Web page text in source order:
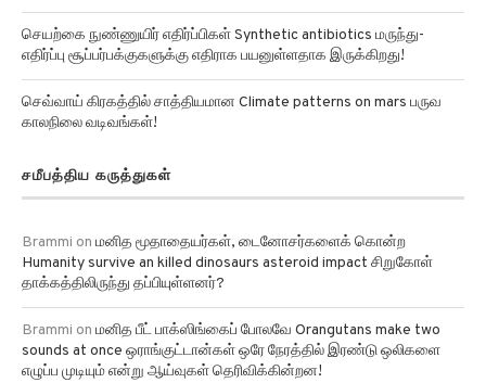
செயற்கை நுண்ணுயிர் எதிர்ப்பிகள் Synthetic antibiotics மருந்து-
எதிர்ப்பு சூப்பர்பக்குகளுக்கு எதிராக பயனுள்ளதாக இருக்கிறது!
செவ்வாய் கிரகத்தில் சாத்தியமான Climate patterns on mars பருவ
காலநிலை வடிவங்கள்!
Humanity survive an killed dinosaurs asteroid impact சிறுகோள்
தாக்கத்திலிருந்து தப்பியுள்ளனர்?
Brammionமனித பீட் பாக்ஸிங்கைப் போலவே Orangutans make two
sounds at once ஒராங்குட்டான்கள் ஒரே நேரத்தில் இரண்டு ஒலிகளை
எழுப்ப முடியும் என்று ஆய்வுகள் தெரிவிக்கின்றன!